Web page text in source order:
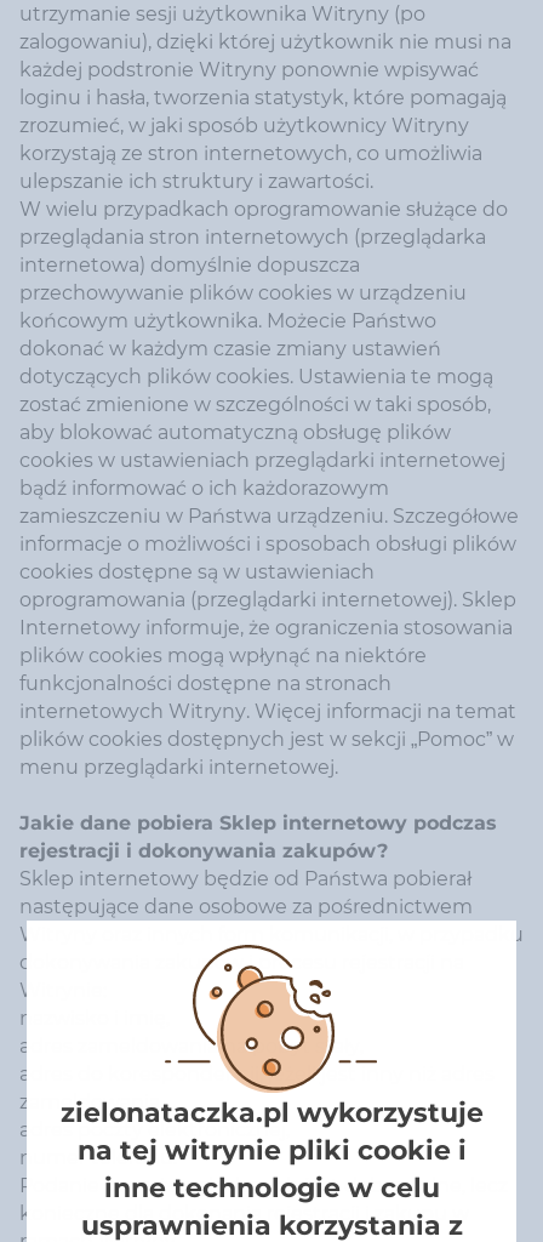
utrzymanie sesji użytkownika Witryny (po
zalogowaniu), dzięki której użytkownik nie musi na
każdej podstronie Witryny ponownie wpisywać
loginu i hasła, tworzenia statystyk, które pomagają
zrozumieć, w jaki sposób użytkownicy Witryny
korzystają ze stron internetowych, co umożliwia
ulepszanie ich struktury i zawartości.
W wielu przypadkach oprogramowanie służące do
przeglądania stron internetowych (przeglądarka
internetowa) domyślnie dopuszcza
przechowywanie plików cookies w urządzeniu
końcowym użytkownika. Możecie Państwo
dokonać w każdym czasie zmiany ustawień
dotyczących plików cookies. Ustawienia te mogą
zostać zmienione w szczególności w taki sposób,
aby blokować automatyczną obsługę plików
cookies w ustawieniach przeglądarki internetowej
bądź informować o ich każdorazowym
zamieszczeniu w Państwa urządzeniu. Szczegółowe
informacje o możliwości i sposobach obsługi plików
cookies dostępne są w ustawieniach
oprogramowania (przeglądarki internetowej). Sklep
Internetowy informuje, że ograniczenia stosowania
plików cookies mogą wpłynąć na niektóre
funkcjonalności dostępne na stronach
internetowych Witryny. Więcej informacji na temat
plików cookies dostępnych jest w sekcji „Pomoc” w
menu przeglądarki internetowej.
Jakie dane pobiera Sklep internetowy podczas
rejestracji i dokonywania zakupów?
Sklep internetowy będzie od Państwa pobierał
następujące dane osobowe za pośrednictwem
Witryny oraz innych form komunikacji, w przypadku
dokonywania zakupów i procesu rejestracji na
Witrynie:
nazwisko i imię,
adres zameldowania na pobyt stały,
adres do korespondencji, jeżeli jest inny niż adres
zameldowania,
adres poczty elektronicznej,
numer telefonu.
Podanie powyższych danych jest dobrowolne, lecz
konieczne dla dokonania rejestracji i zakupu w
zielonataczka.pl wykorzystuje
na tej witrynie pliki cookie i
inne technologie w celu
usprawnienia korzystania z